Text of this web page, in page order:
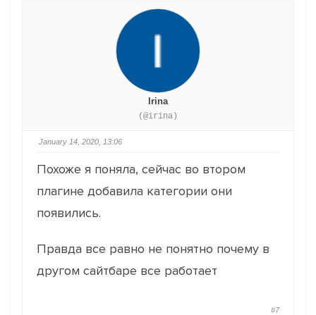
Irina
(@irina)
January 14, 2020, 13:06
Похоже я поняла, сейчас во втором
плагине добавила категории они
появились.
Правда все равно не понятно почему в
другом сайтбаре все работает
#7